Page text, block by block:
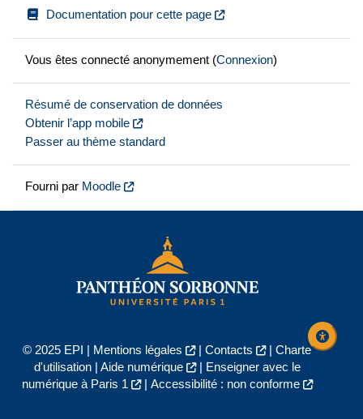
Documentation pour cette page
Vous êtes connecté anonymement (Connexion)
Résumé de conservation de données
Obtenir l’app mobile
Passer au thème standard
Fourni par Moodle
© 2025 EPI | Mentions légales | Contacts | Charte
d'utilisation| Aide numérique |
Enseigner avec le
numérique à Paris 1
| Accessibilité : non conforme